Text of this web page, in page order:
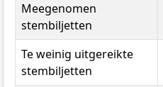
Meegenomen
stembiljetten
Te weinig uitgereikte
stembiljetten